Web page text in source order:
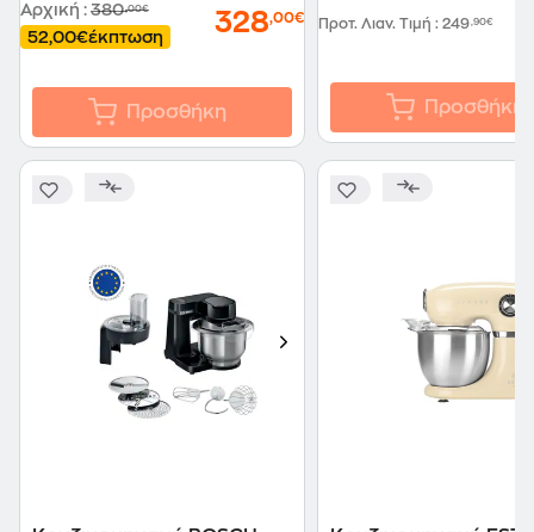
Αρχική : 380,00€
52,00€έκπτωση 328,00€
Προσθήκη
Προτ. Λιαν. Τιμή : 249,90€
Προσθήκη